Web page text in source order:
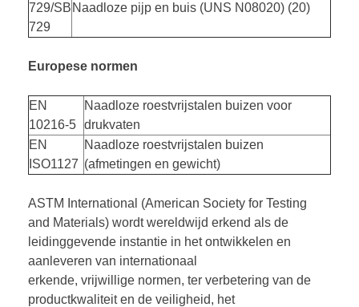
729/SB
729
Naadloze pijp en buis (UNS N08020) (20)
Europese normen
EN
10216-5
Naadloze roestvrijstalen buizen voor
drukvaten
EN
ISO1127
Naadloze roestvrijstalen buizen
(afmetingen en gewicht)
ASTM International (American Society for Testing
and Materials) wordt wereldwijd erkend als de
leidinggevende instantie in het ontwikkelen en
aanleveren van internationaal
erkende, vrijwillige normen, ter verbetering van de
productkwaliteit en de veiligheid, het